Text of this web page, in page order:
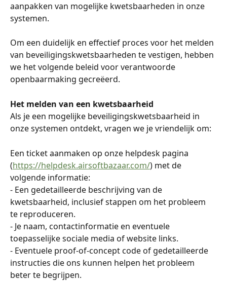
aanpakken van mogelijke kwetsbaarheden in onze
systemen.
Om een duidelijk en effectief proces voor het melden
van beveiligingskwetsbaarheden te vestigen, hebben
we het volgende beleid voor verantwoorde
openbaarmaking gecreëerd.
Het melden van een kwetsbaarheid
Als je een mogelijke beveiligingskwetsbaarheid in
onze systemen ontdekt, vragen we je vriendelijk om:
Een ticket aanmaken op onze helpdesk pagina
(https://helpdesk.airsoftbazaar.com/) met de
volgende informatie:
- Een gedetailleerde beschrijving van de
kwetsbaarheid, inclusief stappen om het probleem
te reproduceren.
- Je naam, contactinformatie en eventuele
toepasselijke sociale media of website links.
- Eventuele proof-of-concept code of gedetailleerde
instructies die ons kunnen helpen het probleem
beter te begrijpen.